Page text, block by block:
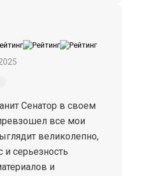
Сенатор в своем
все мои
великолепно,
и серьезность
и